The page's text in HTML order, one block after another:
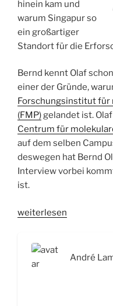
hinein kam und
warum Singapur so
ein großartiger
Standort für die
Bernd kennt Olaf
einer der Gründe,
Forschungsinstitut für
(FMP)gelandet ist.
Centrum für
auf dem selben
deswegen hat Bernd
Interview vorbei
ist.
„WSR021
andere
Allergien
weiterlesen
André